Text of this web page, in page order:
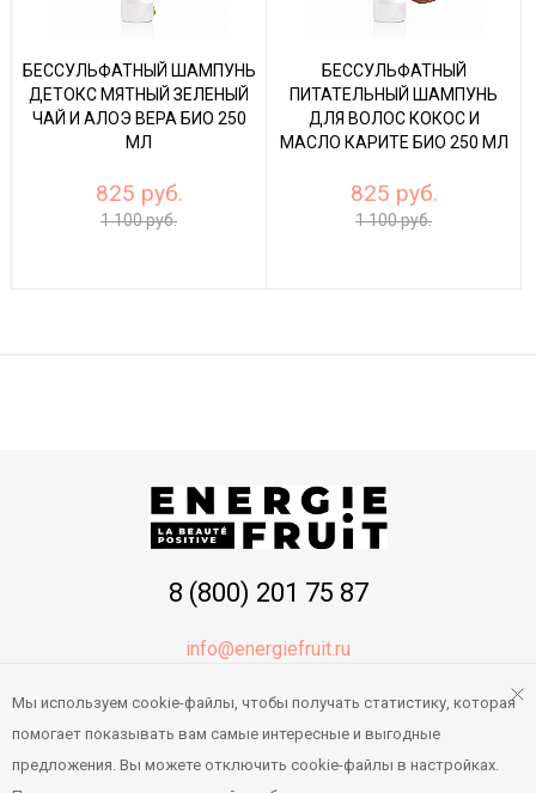
БЕССУЛЬФАТНЫЙ ШАМПУНЬ
ДЕТОКС МЯТНЫЙ ЗЕЛЕНЫЙ
ЧАЙ И АЛОЭ ВЕРА БИО 250
МЛ
825 руб.
1 100 руб.
БЕССУЛЬФАТНЫЙ
ПИТАТЕЛЬНЫЙ ШАМПУНЬ
ДЛЯ ВОЛОС КОКОС И
МАСЛО КАРИТЕ БИО 250 МЛ
825 руб.
1 100 руб.
8 (800) 201 75 87
info@energiefruit.ru
Правила работы
Мы используем cookie-файлы, чтобы получать статистику, которая
помогает показывать вам самые интересные и выгодные
предложения. Вы можете отключить cookie-файлы в настройках.